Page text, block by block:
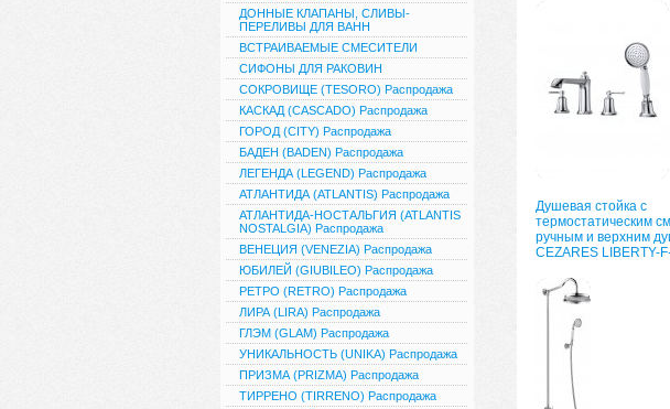
ДОННЫЕ КЛАПАНЫ, СЛИВЫ-
ПЕРЕЛИВЫ ДЛЯ ВАНН
ВСТРАИВАЕМЫЕ СМЕСИТЕЛИ
СИФОНЫ ДЛЯ РАКОВИН
СОКРОВИЩЕ (TESORO) Распродажа
КАСКАД (CASCADO) Распродажа
ГОРОД (CITY) Распродажа
БАДЕН (BADEN) Распродажа
ЛЕГЕНДА (LEGEND) Распродажа
АТЛАНТИДА (ATLANTIS) Распродажа
АТЛАНТИДА-НОСТАЛЬГИЯ (ATLANTIS
NOSTALGIA) Распродажа
ВЕНЕЦИЯ (VENEZIA) Распродажа
ЮБИЛЕЙ (GIUBILEO) Распродажа
РЕТРО (RETRO) Распродажа
ЛИРА (LIRA) Распродажа
ГЛЭМ (GLAM) Распродажа
УНИКАЛЬНОСТЬ (UNIKA) Распродажа
ПРИЗМА (PRIZMA) Распродажа
ТИРРЕНО (TIRRENO) Распродажа
Душевая стойка с
термостатическим
ручным и верхним
CEZARES LIBERTY-